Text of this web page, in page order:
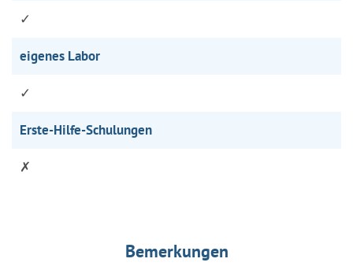
✓
eigenes Labor
✓
Erste-Hilfe-Schulungen
✗
Bemerkungen